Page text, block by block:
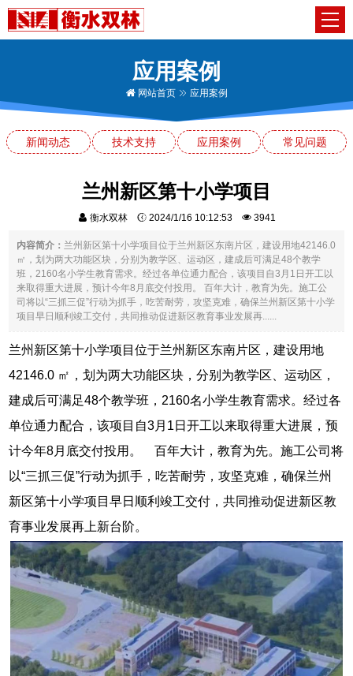
应用案例
网站首页 应用案例
新闻动态 技术支持 应用案例 常见问题
兰州新区第十小学项目
衡水双林 2024/1/16 10:12:53 3941
内容简介： 兰州新区第十小学项目位于兰州新区东南片区，建设用地42146.0
㎡，划为两大功能区块，分别为教学区、运动区，建成后可满足48个教学
班，2160名小学生教育需求。经过各单位通力配合，该项目自3月1日开工以
来取得重大进展，预计今年8月底交付投用。 百年大计，教育为先。施工公
司将以“三抓三促”行动为抓手，吃苦耐劳，攻坚克难，确保兰州新区第十小学
项目早日顺利竣工交付，共同推动促进新区教育事业发展再......
兰州新区第十小学项目位于兰州新区东南片区，建设用地
42146.0 ㎡，划为两大功能区块，分别为教学区、运动区，
建成后可满足48个教学班，2160名小学生教育需求。经过各
单位通力配合，该项目自3月1日开工以来取得重大进展，预
计今年8月底交付投用。 百年大计，教育为先。施工公司将
以“三抓三促”行动为抓手，吃苦耐劳，攻坚克难，确保兰州
新区第十小学项目早日顺利竣工交付，共同推动促进新区教
育事业发展再上新台阶。